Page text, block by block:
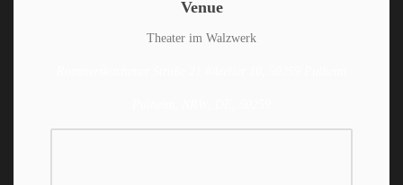
Venue
Theater im Walzwerk